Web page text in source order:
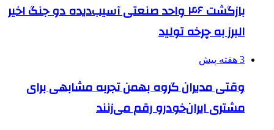
بازگشت ۴۶ واحد صنعتی آسیب‌دیده دو جنگ اخیر
البرز به چرخه تولید
3 هفته پیش
وقتی مدیران گروه بهمن تجربه مشابهی برای
مشتری ایران‌خودرو رقم می‌زنند